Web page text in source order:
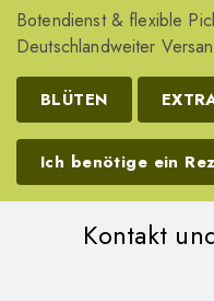
Botendienst & flexible
Deutschlandweiter
BLÜTEN
Ich benötige ein
Kontakt